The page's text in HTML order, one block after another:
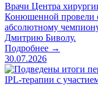
Врачи Центра
Конюшенной провели
абсолютному
Дмитрию Биволу.
Подробнее →
30.07.2026